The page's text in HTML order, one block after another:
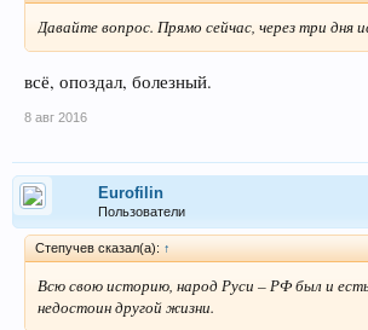
Давайте вопрос. Прямо сейчас, через три дня
всё, опоздал, болезный.
8 авг 2016
Eurofilin
Пользователи
Степучев сказал(а): ↑
Всю свою историю, народ Руси – РФ был и
недостоин другой жизни.